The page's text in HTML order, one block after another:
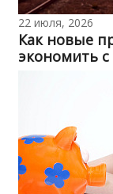
22 июля, 2026
Как новые
экономить